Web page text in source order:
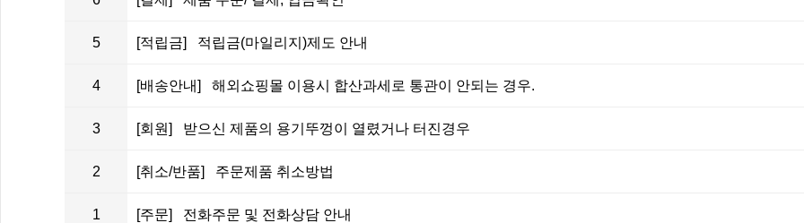
5 [적립금] 적립금(마일리지)제도 안내
4 [배송안내] 해외쇼핑몰 이용시 합산과세로 통관이 안되는 경우.
3 [회원] 받으신 제품의 용기뚜껑이 열렸거나 터진경우
2 [취소/반품] 주문제품 취소방법
1 [주문] 전화주문 및 전화상담 안내